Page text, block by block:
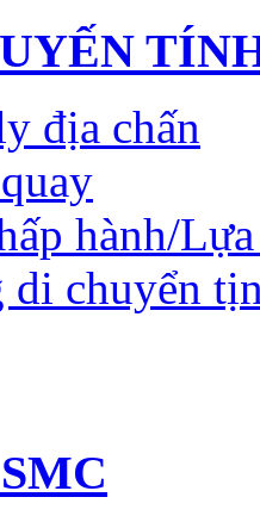
địa chấn
hành/
di chuyển